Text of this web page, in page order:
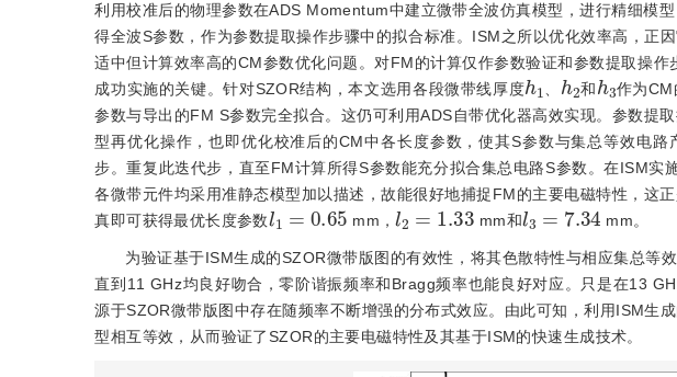
利用校准后的物理参数在ADS Momentum中建立微带全波仿真模型，进行精细模
得全波S参数，作为参数提取操作步骤中的拟合标准。ISM之所以优化效率高，正
适中但计算效率高的CM参数优化问题。对FM的计算仅作参数验证和参数提取操
成功实施的关键。针对SZOR结构，本文选用各段微带线厚度
h1
、
h 2
和
h3
作为
参数与导出的FM S参数完全拟合。这仍可利用ADS自带优化器高效实现。参数提
型再优化操作，也即优化校准后的CM中各长度参数，使其S参数与集总等效电
步。重复此迭代步，直至FM计算所得S参数能充分拟合集总电路S参数。在ISM实
各微带元件均采用准静态模型加以描述，故能很好地捕捉FM的主要电磁特性，这
真即可获得最优长度参数
l1=0.65
mm，
l2=1.33
mm和
l3=7.34
mm。
为验证基于ISM生成的SZOR微带版图的有效性，将其色散特性与相应集总等
直到11 GHz均良好吻合，零阶谐振频率和Bragg频率也能良好对应。只是在13
源于SZOR微带版图中存在随频率不断增强的分布式效应。由此可知，利用ISM生
型相互等效，从而验证了SZOR的主要电磁特性及其基于ISM的快速生成技术。